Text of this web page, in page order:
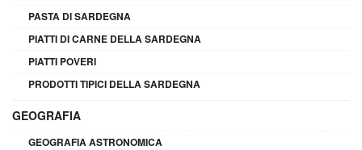
PASTA DI SARDEGNA
PIATTI DI CARNE DELLA SARDEGNA
PIATTI POVERI
PRODOTTI TIPICI DELLA SARDEGNA
GEOGRAFIA
GEOGRAFIA ASTRONOMICA